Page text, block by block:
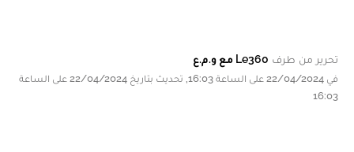
تحرير من طرف Le360 مع و.م.ع
في 22/04/2024 على الساعة 16:03, تحديث بتاريخ 22/04/2024 على الساعة
16:03